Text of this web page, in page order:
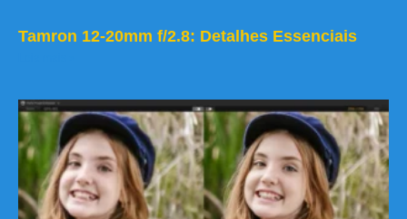
Tamron 12-20mm f/2.8: Detalhes Essenciais